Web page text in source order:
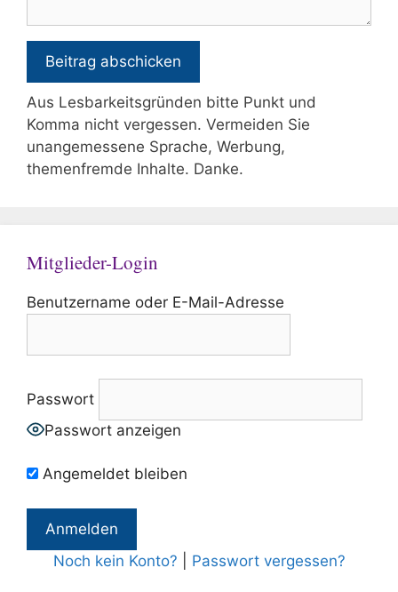
Aus Lesbarkeitsgründen bitte Punkt und
Komma nicht vergessen. Vermeiden Sie
unangemessene Sprache, Werbung,
themenfremde Inhalte. Danke.
Mitglieder-Login
Benutzername oder E-Mail-Adresse
Passwort
Passwort anzeigen
Angemeldet bleiben
Noch kein Konto? Passwort vergessen?